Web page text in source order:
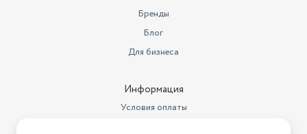
Бренды
Блог
Для бизнеса
Информация
Условия оплаты